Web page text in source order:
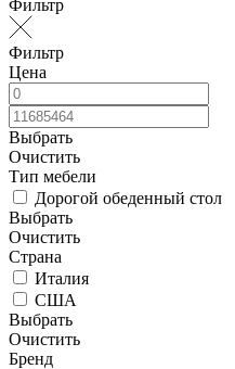
Фильтр
Фильтр
Цена
Выбрать
Очистить
Тип мебели
Дорогой обеденный стол
Выбрать
Очистить
Страна
Италия
США
Выбрать
Очистить
Бренд